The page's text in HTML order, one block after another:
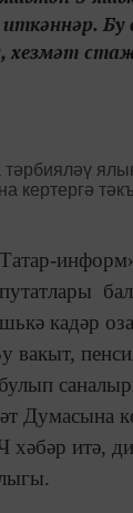
Бу
хезмәт
кадәр
вакыт,
Думасына
итә,